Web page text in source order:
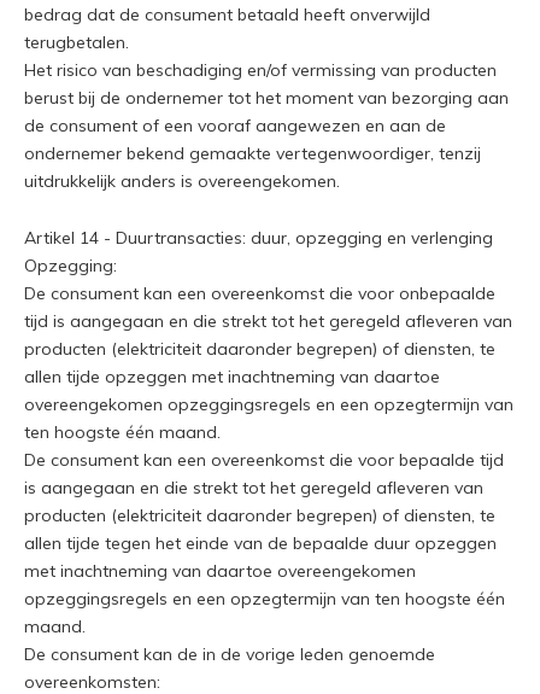
bedrag dat de consument betaald heeft onverwijld
terugbetalen.
Het risico van beschadiging en/of vermissing van producten
berust bij de ondernemer tot het moment van bezorging aan
de consument of een vooraf aangewezen en aan de
ondernemer bekend gemaakte vertegenwoordiger, tenzij
uitdrukkelijk anders is overeengekomen.
Artikel 14 - Duurtransacties: duur, opzegging en verlenging
Opzegging:
De consument kan een overeenkomst die voor onbepaalde
tijd is aangegaan en die strekt tot het geregeld afleveren van
producten (elektriciteit daaronder begrepen) of diensten, te
allen tijde opzeggen met inachtneming van daartoe
overeengekomen opzeggingsregels en een opzegtermijn van
ten hoogste één maand.
De consument kan een overeenkomst die voor bepaalde tijd
is aangegaan en die strekt tot het geregeld afleveren van
producten (elektriciteit daaronder begrepen) of diensten, te
allen tijde tegen het einde van de bepaalde duur opzeggen
met inachtneming van daartoe overeengekomen
opzeggingsregels en een opzegtermijn van ten hoogste één
maand.
De consument kan de in de vorige leden genoemde
overeenkomsten: